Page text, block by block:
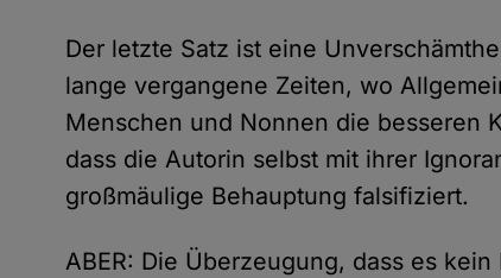
Der letzte Satz ist eine
lange vergangene Zeiten, wo
Menschen und Nonnen die besseren
dass die Autorin selbst mit ihrer
großmäulige Behauptung falsifiziert.
ABER: Die Überzeugung, dass es